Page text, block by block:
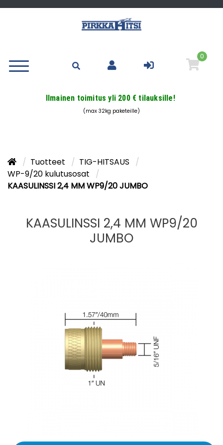
0
Ilmainen toimitus yli 200 € tilauksille!
(max 32kg paketeille)
Tuotteet
TIG-HITSAUS
WP-9/20 kulutusosat
KAASULINSSI 2,4 MM WP9/20 JUMBO
KAASULINSSI 2,4 MM WP9/20
JUMBO